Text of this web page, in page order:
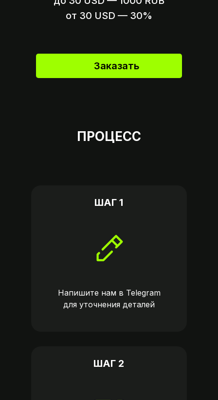
Заказать
от 30 USD — 30%
ПРОЦЕСС
ШАГ 1
Пришлите ссылку на оплату,
Напишите нам в Telegram
для уточнения деталей
ШАГ 2